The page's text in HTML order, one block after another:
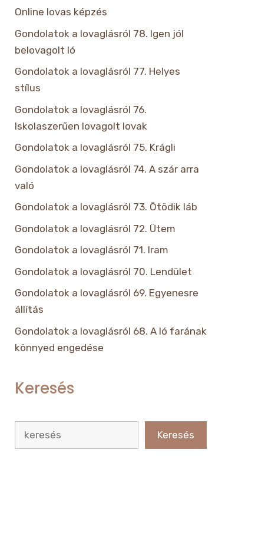
Online lovas képzés
Gondolatok a lovaglásról 78. Igen jól
belovagolt ló
Gondolatok a lovaglásról 77. Helyes
stílus
Gondolatok a lovaglásról 76.
Iskolaszerűen lovagolt lovak
Gondolatok a lovaglásról 75. Krágli
Gondolatok a lovaglásról 74. A szár arra
való
Gondolatok a lovaglásról 73. Ötödik láb
Gondolatok a lovaglásról 72. Ütem
Gondolatok a lovaglásról 71. Iram
Gondolatok a lovaglásról 70. Lendület
Gondolatok a lovaglásról 69. Egyenesre
állítás
Gondolatok a lovaglásról 68. A ló farának
könnyed engedése
Keresés
Keresés Keresés